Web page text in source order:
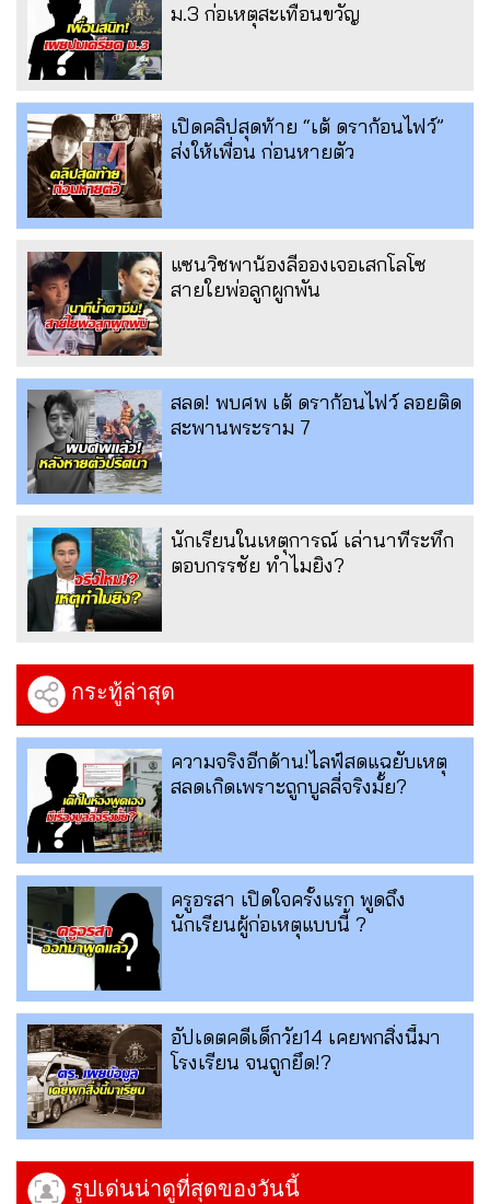
ม.3 ก่อเหตุสะเทือนขวัญ
เปิดคลิปสุดท้าย “เต้ ดราก้อนไฟว์”
ส่งให้เพื่อน ก่อนหายตัว
แซนวิชพาน้องลีอองเจอเสกโลโซ
สายใยพ่อลูกผูกพัน
สลด! พบศพ เต้ ดราก้อนไฟว์ ลอยติด
สะพานพระราม 7
นักเรียนในเหตุการณ์ เล่านาทีระทึก
ตอบกรรชัย ทำไมยิง?
กระทู้ล่าสุด
ความจริงอีกด้าน!ไลฟ์สดแฉยับเหตุ
สลดเกิดเพราะถูกบูลลี่จริงมั้ย?
ครูอรสา เปิดใจครั้งแรก พูดถึง
นักเรียนผู้ก่อเหตุแบบนี้ ?
อัปเดตคดีเด็กวัย14 เคยพกสิ่งนี้มา
โรงเรียน จนถูกยึด!?
รูปเด่นน่าดูที่สุดของวันนี้